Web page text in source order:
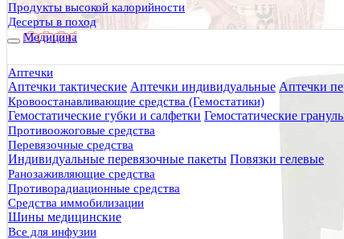
Продукты высокой калорийности
Десерты в поход
Медицина
Аптечки
Аптечки тактические Аптечки индивидуальные Аптечки
Кровоостанавливающие средства (Гемостатики)
Гемостатические губки и салфетки Гемостатические
Противоожоговые средства
Перевязочные средства
Индивидуальные перевязочные пакеты Повязки гелевые
Ранозаживляющие средства
Противорадиационные средства
Средства иммобилизации
Шины медицинские
Все для инфузии